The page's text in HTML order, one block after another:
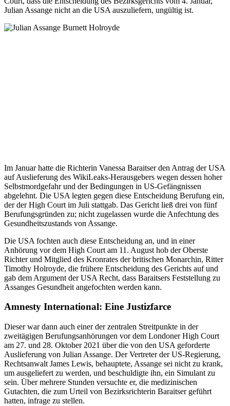
Julian Assange nicht an die USA auszuliefern, ungültig ist.
Im Januar hatte die Richterin Vanessa Baraitser den Antrag der USA
auf Auslieferung des WikiLeaks-Herausgebers wegen dessen hoher
Selbstmordgefahr und der Bedingungen in US-Gefängnissen
abgelehnt. Die USA legten gegen diese Entscheidung Berufung ein,
der der High Court im Juli stattgab. Das Gericht ließ drei von fünf
Berufungsgründen zu; nicht zugelassen wurde die Anfechtung des
Gesundheitszustands von Assange.
Die USA fochten auch diese Entscheidung an, und in einer
Anhörung vor dem High Court am 11. August hob der Oberste
Richter und Mitglied des Kronrates der britischen Monarchin, Ritter
Timothy Holroyde, die frühere Entscheidung des Gerichts auf und
gab dem Argument der USA Recht, dass Baraitsers Feststellung zu
Assanges Gesundheit angefochten werden kann.
Amnesty International: Eine Justizfarce
Dieser war dann auch einer der zentralen Streitpunkte in der
zweitägigen Berufungsanhörungen vor dem Londoner High Court
am 27. und 28. Oktober 2021 über die von den USA geforderte
Auslieferung von Julian Assange. Der Vertreter der US-Regierung,
Rechtsanwalt James Lewis, behauptete, Assange sei nicht zu krank,
um ausgeliefert zu werden, und beschuldigte ihn, ein Simulant zu
sein. Über mehrere Stunden versuchte er, die medizinischen
Gutachten, die zum Urteil von Bezirksrichterin Baraitser geführt
hatten, infrage zu stellen.